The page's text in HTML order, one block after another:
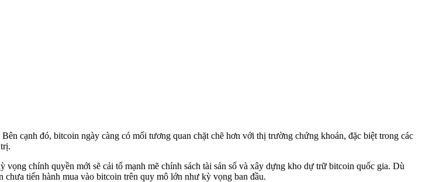
cạnh đó, bitcoin ngày càng có mối tương quan chặt chẽ hơn với thị trường chứng khoán, đặc biệt trong các
chính quyền mới sẽ cải tổ mạnh mẽ chính sách tài sản số và xây dựng kho dự trữ bitcoin quốc gia. Dù
tiến hành mua vào bitcoin trên quy mô lớn như kỳ vọng ban đầu.